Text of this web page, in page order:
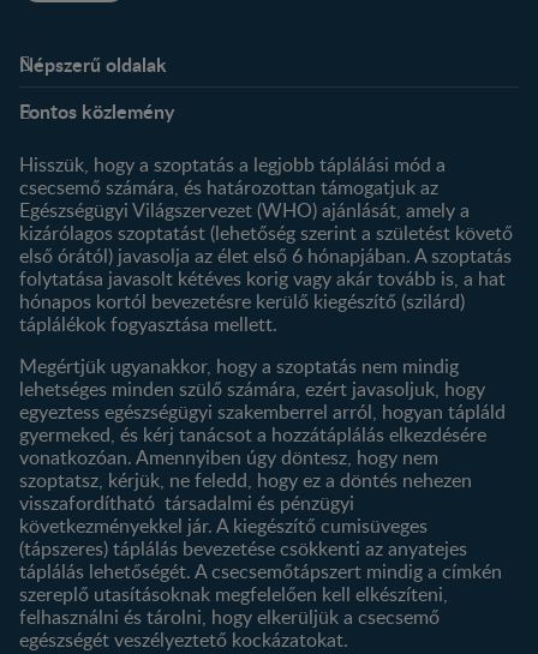
Népszerű oldalak
Kapcsolat
Történetünk
Profilom
Termékeink
Termék kereső
Fontos közlemény
Hisszük, hogy a szoptatás a legjobb táplálási mód a
csecsemő számára, és határozottan támogatjuk az
Egészségügyi Világszervezet (WHO) ajánlását, amely a
kizárólagos szoptatást (lehetőség szerint a születést követő
első órától) javasolja az élet első 6 hónapjában. A szoptatás
folytatása javasolt kétéves korig vagy akár tovább is, a hat
hónapos kortól bevezetésre kerülő kiegészítő (szilárd)
táplálékok fogyasztása mellett.
Megértjük ugyanakkor, hogy a szoptatás nem mindig
lehetséges minden szülő számára, ezért javasoljuk, hogy
egyeztess egészségügyi szakemberrel arról, hogyan tápláld
gyermeked, és kérj tanácsot a hozzátáplálás elkezdésére
vonatkozóan. Amennyiben úgy döntesz, hogy nem
szoptatsz, kérjük, ne feledd, hogy ez a döntés nehezen
visszafordítható társadalmi és pénzügyi
következményekkel jár. A kiegészítő cumisüveges
(tápszeres) táplálás bevezetése csökkenti az anyatejes
táplálás lehetőségét. A csecsemőtápszert mindig a címkén
szereplő utasításoknak megfelelően kell elkészíteni,
felhasználni és tárolni, hogy elkerüljük a csecsemő
egészségét veszélyeztető kockázatokat.